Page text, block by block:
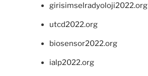
girisimselradyoloji2022.org
utcd2022.org
biosensor2022.org
ialp2022.org